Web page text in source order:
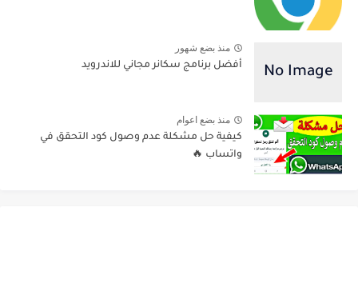
منذ بضع شهور
أفضل برنامج سكانر مجاني للاندرويد
منذ بضع اعوام
كيفية حل مشكلة عدم وصول كود التحقق في
واتساب 🔥